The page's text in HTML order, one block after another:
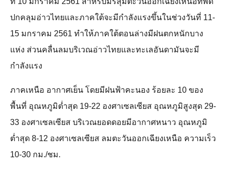
ปกคลุมอ่าวไทยและภาคใต้จะมีกำลังแรงขึ้นในช่วงวันที่ 11-
15 มกราคม 2561 ทำให้ภาคใต้ตอนล่างมีฝนตกหนักบาง
แห่ง ส่วนคลื่นลมบริเวณอ่าวไทยและทะเลอันดามันจะมี
กำลังแรง
ภาคเหนือ อากาศเย็น โดยมีฝนฟ้าคะนอง ร้อยละ 10 ของ
พื้นที่ อุณหภูมิต่ำสุด 19-22 องศาเซลเซียส อุณหภูมิสูงสุด 29-
33 องศาเซลเซียส บริเวณยอดดอยมีอากาศหนาว อุณหภูมิ
ต่ำสุด 8-12 องศาเซลเซียส ลมตะวันออกเฉียงเหนือ ความเร็ว
10-30 กม./ชม.